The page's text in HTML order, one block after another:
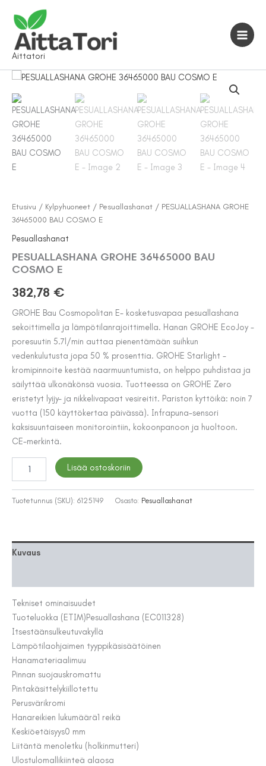
sisältöön
Aittatori
Etusivu / Kylpyhuoneet / Pesuallashanat / PESUALLASHANA GROHE
36465000 BAU COSMO E
Pesuallashanat
PESUALLASHANA GROHE 36465000 BAU
COSMO E
382,78 €
GROHE Bau Cosmopolitan E- kosketusvapaa pesuallashana
sekoittimella ja lämpötilanrajoittimella. Hanan GROHE EcoJoy -
poresuutin 5.7l/min auttaa pienentämään suihkun
vedenkulutusta jopa 50 % prosenttia. GROHE Starlight -
kromipinnoite kestää naarmuuntumista, on helppo puhdistaa ja
säilyttää ulkonäkönsä vuosia. Tuotteessa on GROHE Zero
eristetyt lyijy- ja nikkelivapaat vesireitit. Pariston kyttöikä: noin 7
vuotta (150 käyttökertaa päivässä). Infrapuna-sensori
kaksisuuntaiseen monitorointiin, kokoonpanoon ja huoltoon.
CE-merkintä.
PESUALLASHANA
GROHE
BAU
Lisää ostoskoriin
Tuotetunnus (SKU): 6125149 Osasto: Pesuallashanat
Kuvaus
Tekniset ominaisuudet
Tuoteluokka (ETIM)Pesuallashana (EC011328)
Itsestäänsulkeutuvakyllä
Lämpötilaohjaimen tyyppikäsisäätöinen
Hanamateriaalimuu
Pinnan suojauskromattu
Pintakäsittelykiillotettu
Perusvärikromi
Hanareikien lukumäärä1 reikä
Keskiöetäisyys0 mm
Liitäntä menoletku (holkinmutteri)
Ulostulomallikiinteä alaosa